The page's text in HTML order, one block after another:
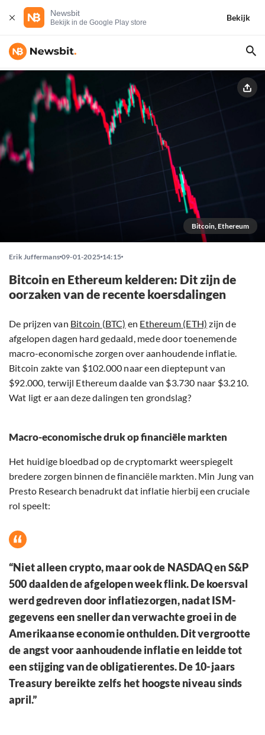
Newsbit
Bekijk in de Google Play store
Bekijk
Bitcoin, Ethereum
Erik Juffermans 09-01-2025 14:15
Bitcoin en Ethereum kelderen: Dit zijn de
oorzaken van de recente koersdalingen
De prijzen van Bitcoin (BTC) en Ethereum (ETH) zijn de
afgelopen dagen hard gedaald, mede door toenemende
macro-economische zorgen over aanhoudende inflatie.
Bitcoin zakte van $102.000 naar een dieptepunt van
$92.000, terwijl Ethereum daalde van $3.730 naar $3.210.
Wat ligt er aan deze dalingen ten grondslag?
Macro-economische druk op financiële markten
Het huidige bloedbad op de cryptomarkt weerspiegelt
bredere zorgen binnen de financiële markten. Min Jung van
Presto Research benadrukt dat inflatie hierbij een cruciale
rol speelt:
“Niet alleen crypto, maar ook de NASDAQ en S&P
500 daalden de afgelopen week flink. De koersval
werd gedreven door inflatiezorgen, nadat ISM-
gegevens een sneller dan verwachte groei in de
Amerikaanse economie onthulden. Dit vergrootte
de angst voor aanhoudende inflatie en leidde tot
een stijging van de obligatierentes. De 10-jaars
Treasury bereikte zelfs het hoogste niveau sinds
april.”